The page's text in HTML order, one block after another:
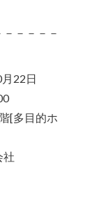
－－－－
22日
[多目的ホ
社